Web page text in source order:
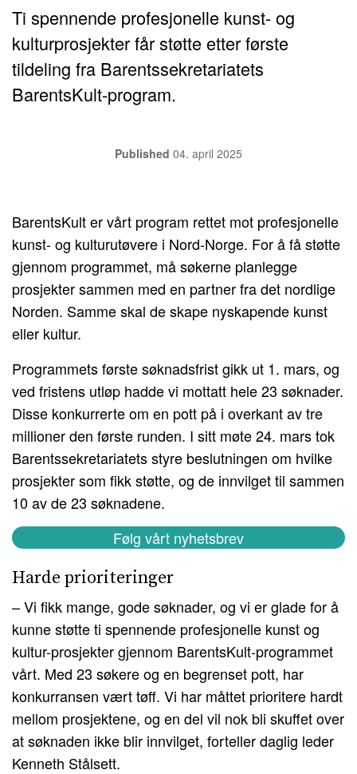
Ti spennende profesjonelle kunst- og
kulturprosjekter får støtte etter første
tildeling fra Barentssekretariatets
BarentsKult-program.
Published 04. april 2025
BarentsKult er vårt program rettet mot profesjonelle
kunst- og kulturutøvere i Nord-Norge. For å få støtte
gjennom programmet, må søkerne planlegge
prosjekter sammen med en partner fra det nordlige
Norden. Samme skal de skape nyskapende kunst
eller kultur.
Programmets første søknadsfrist gikk ut 1. mars, og
ved fristens utløp hadde vi mottatt hele 23 søknader.
Disse konkurrerte om en pott på i overkant av tre
millioner den første runden. I sitt møte 24. mars tok
Barentssekretariatets styre beslutningen om hvilke
prosjekter som fikk støtte, og de innvilget til sammen
10 av de 23 søknadene.
Følg vårt nyhetsbrev
Harde prioriteringer
– Vi fikk mange, gode søknader, og vi er glade for å
kunne støtte ti spennende profesjonelle kunst og
kultur-prosjekter gjennom BarentsKult-programmet
vårt. Med 23 søkere og en begrenset pott, har
konkurransen vært tøff. Vi har måttet prioritere hardt
mellom prosjektene, og en del vil nok bli skuffet over
at søknaden ikke blir innvilget, forteller daglig leder
Kenneth Stålsett.